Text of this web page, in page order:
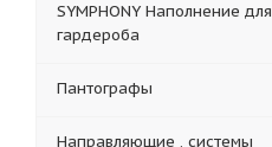
SYMPHONY Наполнение для
гардероба
Пантографы
Направляющие , системы